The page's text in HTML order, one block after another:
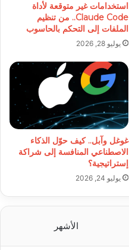
استخدامات غير متوقعة لأداة
Claude Code.. من تنظيم
الملفات إلى التحكم بالحاسوب
يوليو 28, 2026
غوغل وآبل.. كيف حوّل الذكاء
الاصطناعي المنافسة إلى شراكة
إستراتيجية؟
يوليو 24, 2026
الأشهر